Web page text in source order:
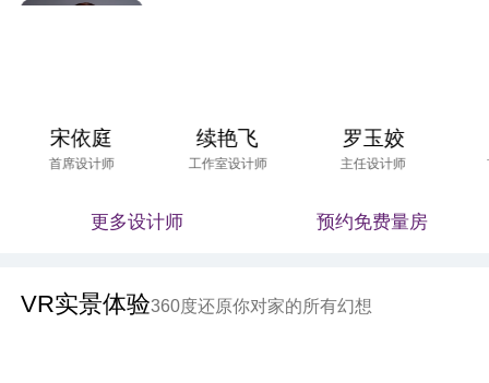
宋依庭
首席设计师
续艳飞
工作室设计师
罗玉姣
主任设计师
更多设计师 预约免费量房
VR实景体验360度还原你对家的所有幻想